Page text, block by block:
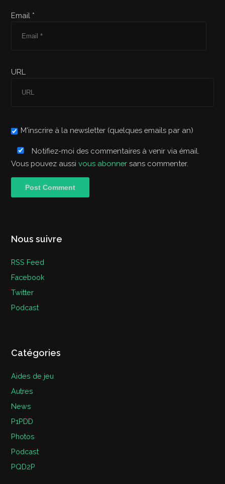
Email *
URL
M'inscrire à la newsletter (quelques emails par an)
Notifiez-moi des commentaires à venir via émail.
Vous pouvez aussivous abonner sans commenter.
Nous suivre
RSS Feed
Facebook
Twitter
Podcast
Catégories
Aides de jeu
Autres
News
P1PDD
Photos
Podcast
PQD2P